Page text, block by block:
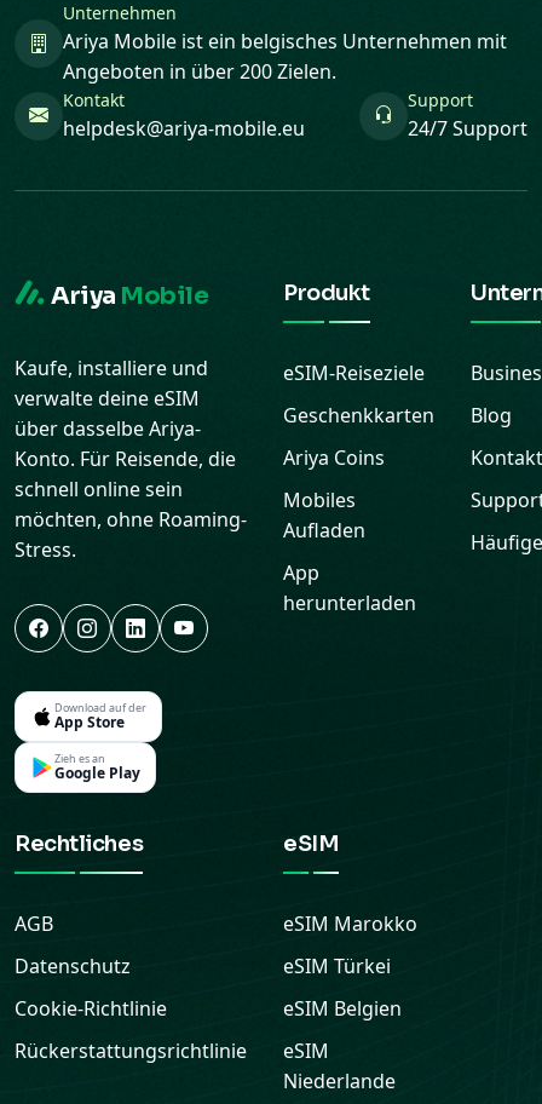
Unternehmen
Ariya Mobile ist ein belgisches Unternehmen mit
Angeboten in über 200 Zielen.
Kontakt
helpdesk@ariya-mobile.eu
Support
24/7 Support
Ariya Mobile
Kaufe, installiere und
verwalte deine eSIM
über dasselbe Ariya-
Konto. Für Reisende, die
schnell online sein
möchten, ohne Roaming-
Stress.
Download auf der
App Store
Zieh es an
Google Play
Produkt
eSIM-Reiseziele
Geschenkkarten
Ariya Coins
Mobiles
Aufladen
App
herunterladen
Blog
Kontakt
Rechtliches
AGB
Datenschutz
Cookie-Richtlinie
Rückerstattungsrichtlinie
eSIM
eSIM Marokko
eSIM Türkei
eSIM Belgien
eSIM
Niederlande